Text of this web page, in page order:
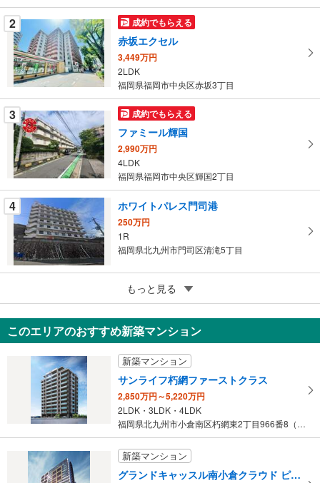
件
を
マ
イ
ペ
ー
ジ
に
保
存
す
る
2 成約でもらえる
赤坂エクセル
3,449万円
2LDK
福岡県福岡市中央区赤坂3丁目
3 成約でもらえる
ファミール輝国
2,990万円
4LDK
福岡県福岡市中央区輝国2丁目
4 ホワイトパレス門司港
250万円
1R
福岡県北九州市門司区清滝5丁目
エステートモア大橋
480万円
1K
福岡県福岡市南区塩原3丁目
もっと見る
このエリアのおすすめ新築マンション
新築マンション
サンライフ朽網ファーストクラス
2,850万円～5,220万円
2LDK・3LDK・4LDK
福岡県北九州市小倉南区朽網東2丁目966番8（地番）
新築マンション
グランドキャッスル南小倉クラウド ピーク